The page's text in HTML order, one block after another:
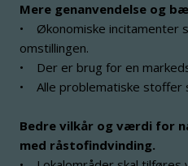
Mere genanvendelse og
• Økonomiske incitamenter
omstillingen.
• Der er brug for en
• Alle problematiske stoffer
Bedre vilkår og værdi for
med råstofindvinding.